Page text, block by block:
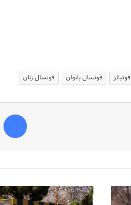
فوتبالز فوتسال بانوان فوتسال زنان